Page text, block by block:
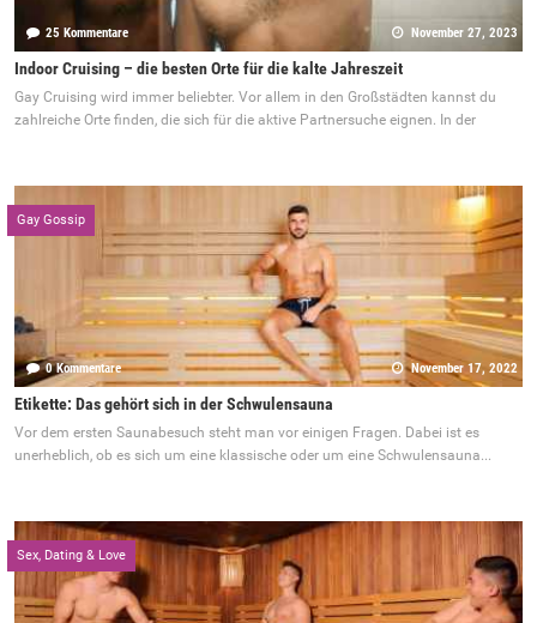
25 Kommentare November 27, 2023
Indoor Cruising – die besten Orte für die kalte Jahreszeit
Gay Cruising wird immer beliebter. Vor allem in den Großstädten kannst du
zahlreiche Orte finden, die sich für die aktive Partnersuche eignen. In der
Gay Gossip
0 Kommentare November 17, 2022
Etikette: Das gehört sich in der Schwulensauna
Vor dem ersten Saunabesuch steht man vor einigen Fragen. Dabei ist es
unerheblich, ob es sich um eine klassische oder um eine Schwulensauna...
Sex, Dating & Love